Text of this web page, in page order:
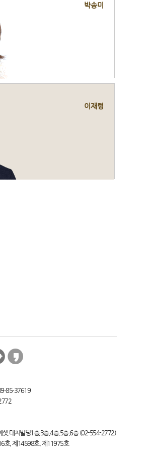
박송미
이재령
85-37619
셋 대치빌딩1층,3층,4층,5층,6층 (02-554-2772)
호, 제14598호, 제11975호